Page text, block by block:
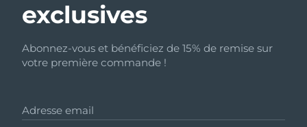
exclusives
Abonnez-vous et bénéficiez de 15% de remise sur
votre première commande !
Adresse email